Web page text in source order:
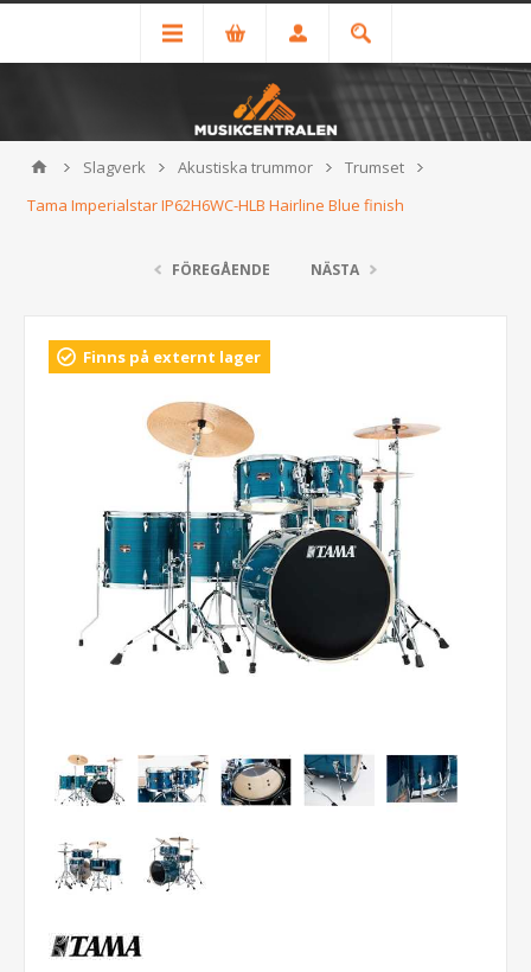
Slagverk Akustiska trummor
Trumset
Tama Imperialstar IP62H6WC-HLB Hairline Blue finish
FÖREGÅENDE NÄSTA
Finns på externt lager